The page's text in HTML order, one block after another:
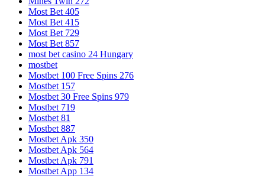
Most Bet 405
Most Bet 415
Most Bet 729
Most Bet 857
most bet casino 24 Hungary
mostbet
Mostbet 100 Free Spins 276
Mostbet 157
Mostbet 30 Free Spins 979
Mostbet 719
Mostbet 81
Mostbet 887
Mostbet Apk 350
Mostbet Apk 564
Mostbet Apk 791
Mostbet App 134